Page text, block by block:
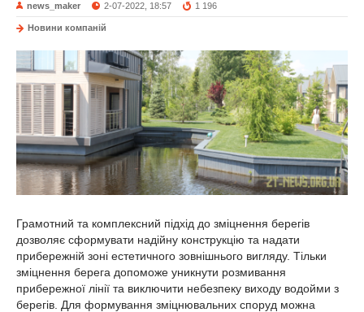
news_maker 2-07-2022, 18:57 1 196
Новини компаній
Грамотний та комплексний підхід до зміцнення берегів
дозволяє сформувати надійну конструкцію та надати
прибережній зоні естетичного зовнішнього вигляду. Тільки
зміцнення берега допоможе уникнути розмивання
прибережної лінії та виключити небезпеку виходу водойми з
берегів. Для формування зміцнювальних споруд можна